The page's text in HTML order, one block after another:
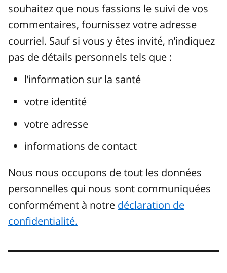
souhaitez que nous fassions le suivi de vos
commentaires, fournissez votre adresse
courriel. Sauf si vous y êtes invité, n’indiquez
pas de détails personnels tels que :
l’information sur la santé
votre identité
votre adresse
informations de contact
Nous nous occupons de tout les données
personnelles qui nous sont communiquées
conformément à notre déclaration de
confidentialité.